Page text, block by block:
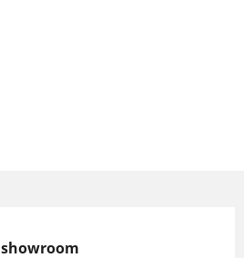
showroom